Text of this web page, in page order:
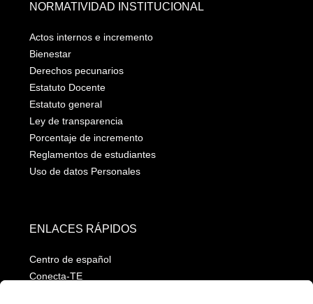
NORMATIVIDAD INSTITUCIONAL
Actos internos e incremento
Bienestar
Derechos pecunarios
Estatuto Docente
Estatuto general
Ley de transparencia
Porcentaje de incremento
Reglamentos de estudiantes
Uso de datos Personales
ENLACES RÁPIDOS
Centro de español
Conecta-TE